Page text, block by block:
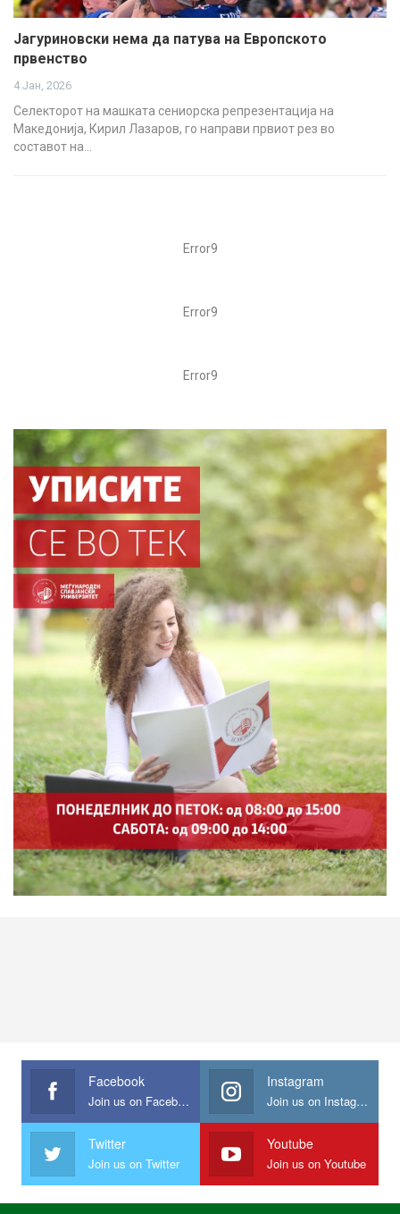
Јагуриновски нема да патува на Европското
првенство
4 Јан, 2026
Селекторот на машката сениорска репрезентација на
Македонија, Кирил Лазаров, го направи првиот рез во
составот на…
Error9
Error9
Error9
Facebook
Join us on Facebook
Instagram
Join us on Instagram
Twitter
Join us on Twitter
Youtube
Join us on Youtube